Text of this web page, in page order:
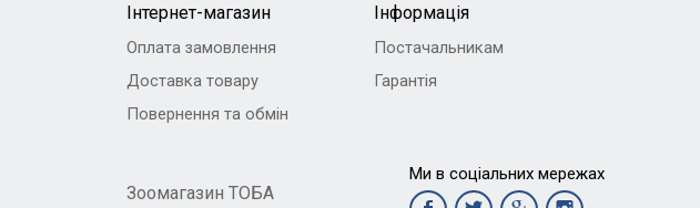
Інтернет-магазин
Оплата замовлення
Доставка товару
Повернення та обмін
Зоомагазин ТОБА
Інформація
Постачальникам
Гарантія
Ми в соціальних мережах